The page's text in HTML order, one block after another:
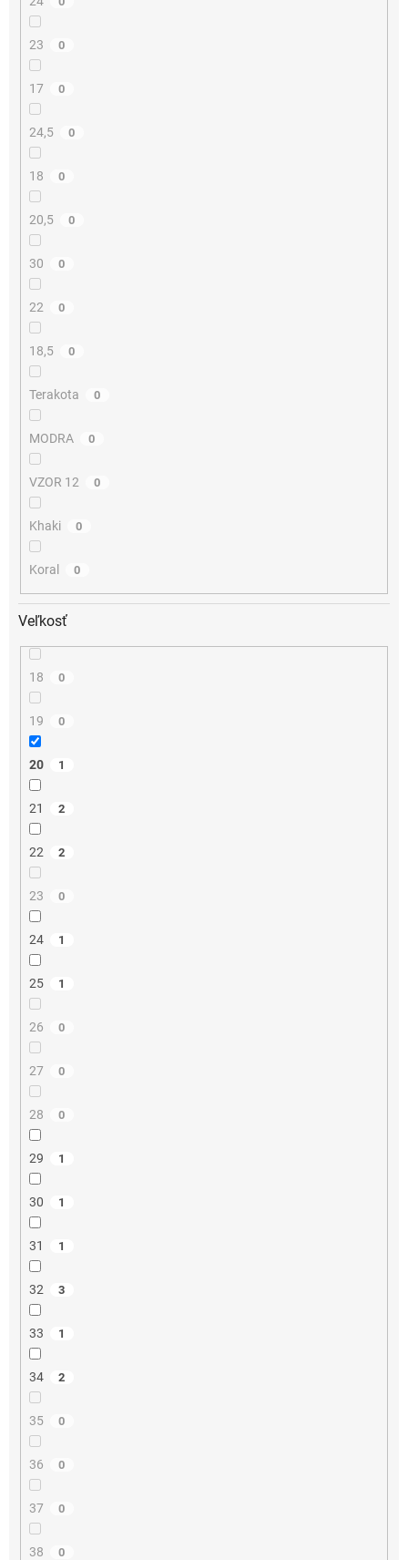
23 0
17 0
24,5 0
18 0
20,5 0
30 0
22 0
18,5 0
Terakota 0
MODRA 0
VZOR 12 0
Khaki 0
Koral 0
Veľkosť
18 0
19 0
20 1
21 2
22 2
23 0
24 1
25 1
26 0
27 0
28 0
29 1
30 1
31 1
32 3
33 1
34 2
35 0
36 0
37 0
38 0